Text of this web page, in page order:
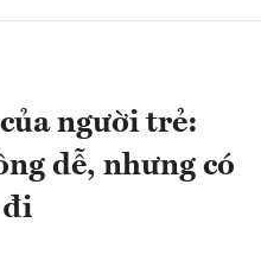
người trẻ:
dễ, nhưng có